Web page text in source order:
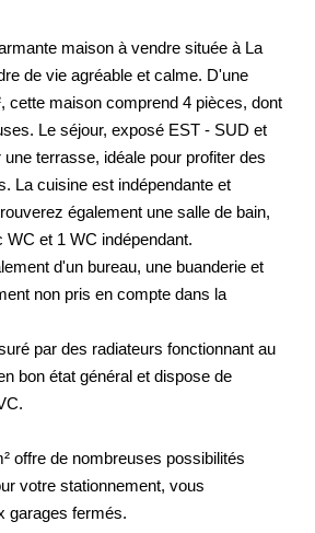
maison à vendre située à La
de vie agréable et calme. D'une
cette maison comprend 4 pièces, dont
Le séjour, exposé EST - SUD et
terrasse, idéale pour profiter des
La cuisine est indépendante et
également une salle de bain,
WC et 1 WC indépendant.
d'un bureau, une buanderie et
non pris en compte dans la
par des radiateurs fonctionnant au
bon état général et dispose de
offre de nombreuses possibilités
votre stationnement, vous
garages fermés.